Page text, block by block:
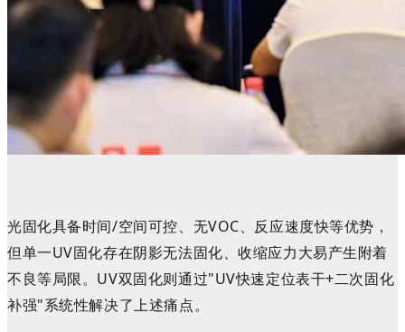
光固化具备时间/空间可控、无VOC、反应速度快等优势 ，
但单一UV固化存在阴影无法固化、收缩应力大易产生附着
不良等局限。UV双固化则通过"UV快速定位表干+二次固化
补强"系统性解决了上述痛点。